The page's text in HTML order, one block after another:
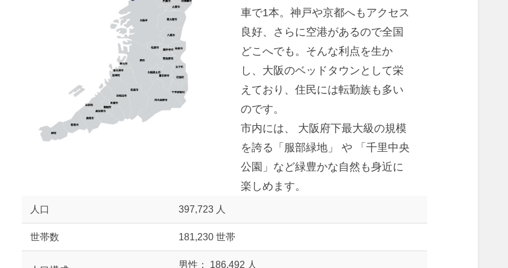
車で1本。神戸や京都へもアクセス
良好、さらに空港があるので全国
どこへでも。そんな利点を生か
し、大阪のベッドタウンとして栄
えており、住民には転勤族も多い
のです。
市内には、 大阪府下最大級の規模
を誇る「服部緑地」 や 「千里中央
公園」など緑豊かな自然も身近に
楽しめます。
人口 397,723 人
世帯数 181,230 世帯
男性： 186,492 人